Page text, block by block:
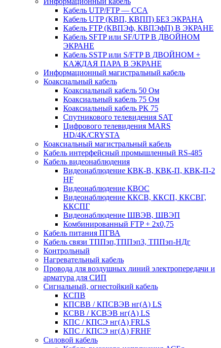
Кабель UTP/FTP — CCA
Кабель UTP (КВП, КВПП) БЕЗ ЭКРАНА
Кабель FTP (КВПЭф, КВПЭфП) В ЭКРАНЕ
Кабель SFTP или SF/UTP В ДВОЙНОМ
ЭКРАНЕ
Кабель SSTP или S/FTP В ДВОЙНОМ +
КАЖДАЯ ПАРА В ЭКРАНЕ
Информационный магистральный кабель
Коаксиальный кабель
Коаксиальный кабель 50 Ом
Коаксиальный кабель 75 Ом
Коаксиальный кабель РК 75
Спутникового телевидения SAT
Цифрового телевидения MARS
HD/4K/CRYSTA
Коаксиальный магистральный кабель
Кабель интерфейсный промышленный RS-485
Кабель видеонаблюдения
Видеонаблюдение КВК-В, КВК-П, КВК-П-2
HF
Видеонаблюдение КВОС
Видеонаблюдение ККСВ, ККСП, ККСВГ,
ККСПГ
Видеонаблюдение ШВЭВ, ШВЭП
Комбинированный FTP + 2х0,75
Кабель питания ПГВА
Кабель связи ТППэп,ТППэпЗ, ТППэп-НДг
Контрольный
Нагревательный кабель
Провода для воздушных линий электропередачи и
арматура для СИП
Сигнальный, огнестойкий кабель
КСПВ
КПСВВ / КПСВЭВ нг(А) LS
КСВВ / КСВЭВ нг(А) LS
КПС / КПСЭ нг(А) FRLS
КПС / КПСЭ нг(А) FRHF
Силовой кабель